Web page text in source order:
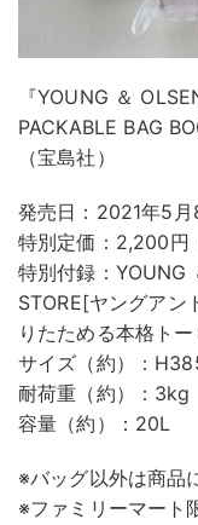
『YOUNG ＆
PACKABLE BAG
（宝島社）
発売日：2021年5月
特別定価：2,200円
特別付録：YOUNG
STORE[ヤングアン
りたためる本格ト
サイズ（約）：
耐荷重（約）：3kg
容量（約）：20L
※バッグ以外は商品
※ファミリーマート